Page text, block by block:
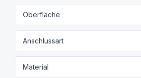
Oberfläche
Anschlussart
Material